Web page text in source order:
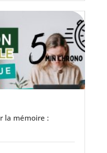
la mémoire :